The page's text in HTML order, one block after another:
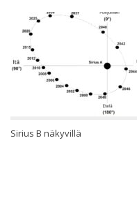
Sirius B näkyvillä